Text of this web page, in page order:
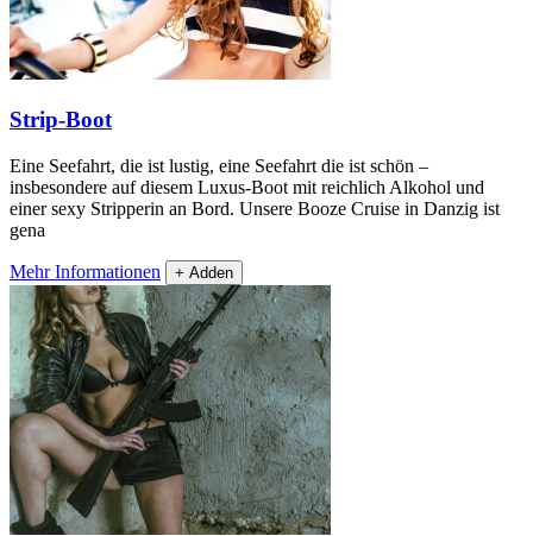
Strip-Boot
Eine Seefahrt, die ist lustig, eine Seefahrt die ist schön –
insbesondere auf diesem Luxus-Boot mit reichlich Alkohol und
einer sexy Stripperin an Bord. Unsere Booze Cruise in Danzig ist
gena
Mehr Informationen + Adden